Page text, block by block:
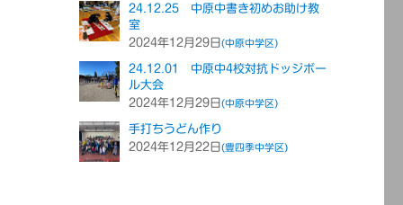
24.12.25 中原中書き初めお助け教
室
2024年12月29日(中原中学区)
24.12.01 中原中4校対抗ドッジボー
ル大会
2024年12月29日(中原中学区)
手打ちうどん作り
2024年12月22日(豊四季中学区)